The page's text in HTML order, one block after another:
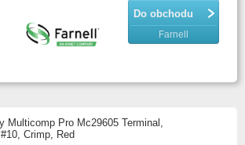
Do obchodu
Farnell
Multicomp Pro Mc29605 Terminal,
Crimp, Red